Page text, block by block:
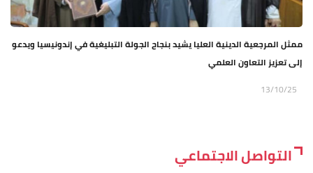
ممثل المرجعية الدينية العليا يشيد بنجاح الجولة التبليغية في إندونيسيا ويدعو
إلى تعزيز التعاون العلمي
13/10/25
التواصل الاجتماعي